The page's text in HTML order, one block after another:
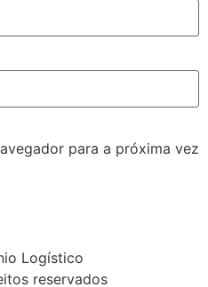
para a próxima vez
Logístico
reservados